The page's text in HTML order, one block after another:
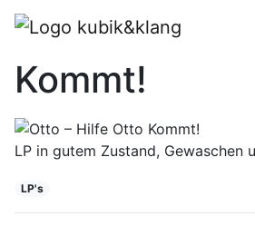
Otto ‎– Hilfe
Kommt!
LP in gutem Zustand, Gewaschen
LP's